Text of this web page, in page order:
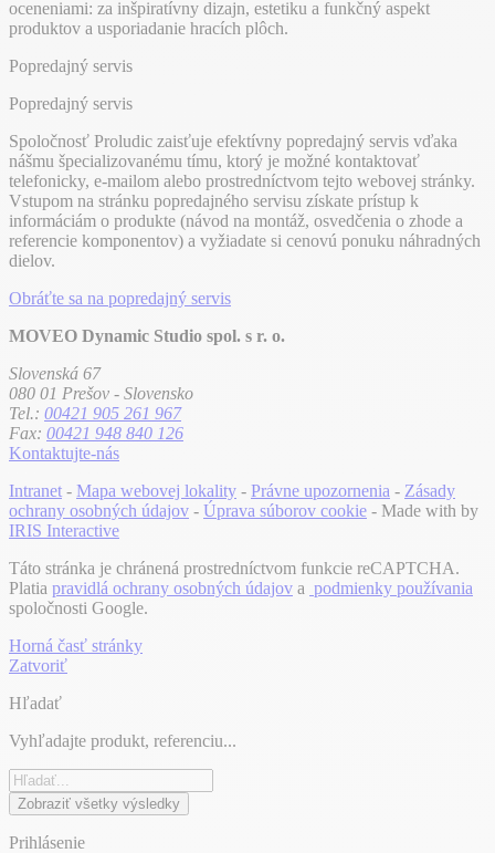
oceneniami: za inšpiratívny dizajn, estetiku a funkčný aspekt
produktov a usporiadanie hracích plôch.
Popredajný servis
Popredajný servis
Spoločnosť Proludic zaisťuje efektívny popredajný servis vďaka
nášmu špecializovanému tímu, ktorý je možné kontaktovať
telefonicky, e-mailom alebo prostredníctvom tejto webovej stránky.
Vstupom na stránku popredajného servisu získate prístup k
informáciám o produkte (návod na montáž, osvedčenia o zhode a
referencie komponentov) a vyžiadate si cenovú ponuku náhradných
dielov.
Obráťte sa na popredajný servis
MOVEO Dynamic Studio spol. s r. o.
Slovenská 67
080 01 Prešov - Slovensko
Tel.: 00421 905 261 967
Fax: 00421 948 840 126
Kontaktujte-nás
Intranet - Mapa webovej lokality - Právne upozornenia - Zásady
ochrany osobných údajov - Úprava súborov cookie - Made with by
IRIS Interactive
Táto stránka je chránená prostredníctvom funkcie reCAPTCHA.
Platia pravidlá ochrany osobných údajov a podmienky používania
spoločnosti Google.
Horná časť stránky
Zatvoriť
Hľadať
Vyhľadajte produkt, referenciu...
Zobraziť všetky výsledky
Prihlásenie